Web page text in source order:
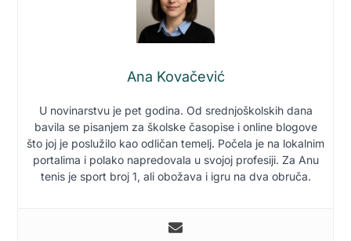
Ana Kovačević
U novinarstvu je pet godina. Od srednjoškolskih dana
bavila se pisanjem za školske časopise i online blogove
što joj je poslužilo kao odličan temelj. Počela je na lokalnim
portalima i polako napredovala u svojoj profesiji. Za Anu
tenis je sport broj 1, ali obožava i igru na dva obruča.